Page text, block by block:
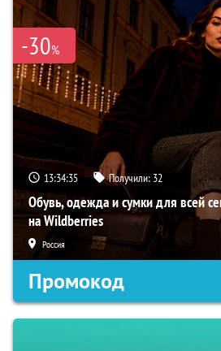
-30%
13:34:34 Получили: 32
Обувь, одежда и сумки для всей
на Wildberries
Россия
Промокод